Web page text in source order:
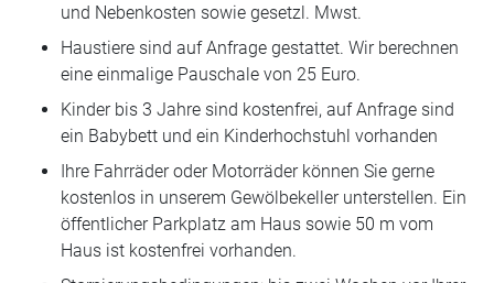
und Nebenkosten sowie gesetzl. Mwst.
Haustiere sind auf Anfrage gestattet. Wir berechnen
eine einmalige Pauschale von 25 Euro.
Kinder bis 3 Jahre sind kostenfrei, auf Anfrage sind
ein Babybett und ein Kinderhochstuhl vorhanden
Ihre Fahrräder oder Motorräder können Sie gerne
kostenlos in unserem Gewölbekeller unterstellen. Ein
öffentlicher Parkplatz am Haus sowie 50 m vom
Haus ist kostenfrei vorhanden.